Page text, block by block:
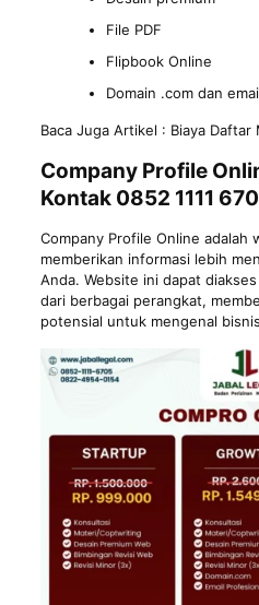
File PDF
Flipbook Online
Domain .com dan
Baca Juga Artikel : Biaya Daftar
Company Profile
Kontak 0852 1111
Company Profile Online
memberikan informasi lebih
Anda. Website ini dapat
dari berbagai perangkat,
potensial untuk mengenal